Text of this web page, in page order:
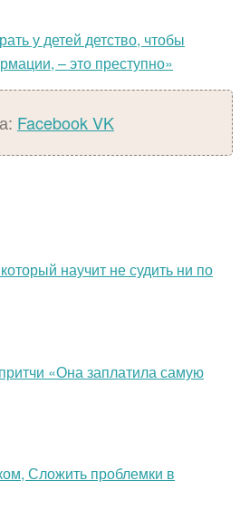
у детей детство, чтобы
– это преступно»
FacebookVK
научит не судить ни по
«Она заплатила самую
Сложить проблемки в